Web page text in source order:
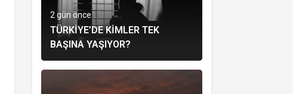
2 gün önce
TÜRKIYE’DE KIMLER TEK
BAŞINA YAŞIYOR?